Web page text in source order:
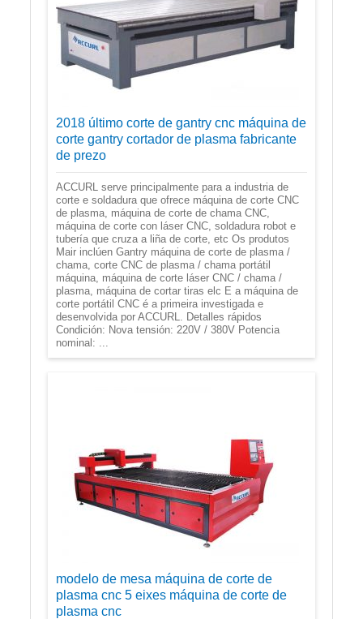
2018 último corte de gantry cnc máquina de
corte gantry cortador de plasma fabricante
de prezo
ACCURL serve principalmente para a industria de
corte e soldadura que ofrece máquina de corte CNC
de plasma, máquina de corte de chama CNC,
máquina de corte con láser CNC, soldadura robot e
tubería que cruza a liña de corte, etc Os produtos
Mair inclúen Gantry máquina de corte de plasma /
chama, corte CNC de plasma / chama portátil
máquina, máquina de corte láser CNC / chama /
plasma, máquina de cortar tiras elc E a máquina de
corte portátil CNC é a primeira investigada e
desenvolvida por ACCURL. Detalles rápidos
Condición: Nova tensión: 220V / 380V Potencia
nominal: ...
modelo de mesa máquina de corte de
plasma cnc 5 eixes máquina de corte de
plasma cnc